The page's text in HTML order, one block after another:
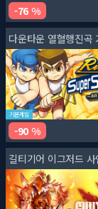
76 %
기본게임
90 %